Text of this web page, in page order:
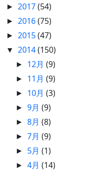
► 2017(54)
► 2016(75)
► 2015(47)
▼ 2014(150)
► 12月(9)
► 11月(9)
► 10月(3)
►9月(9)
►8月(8)
►7月(9)
► 5月(1)
►4月(14)